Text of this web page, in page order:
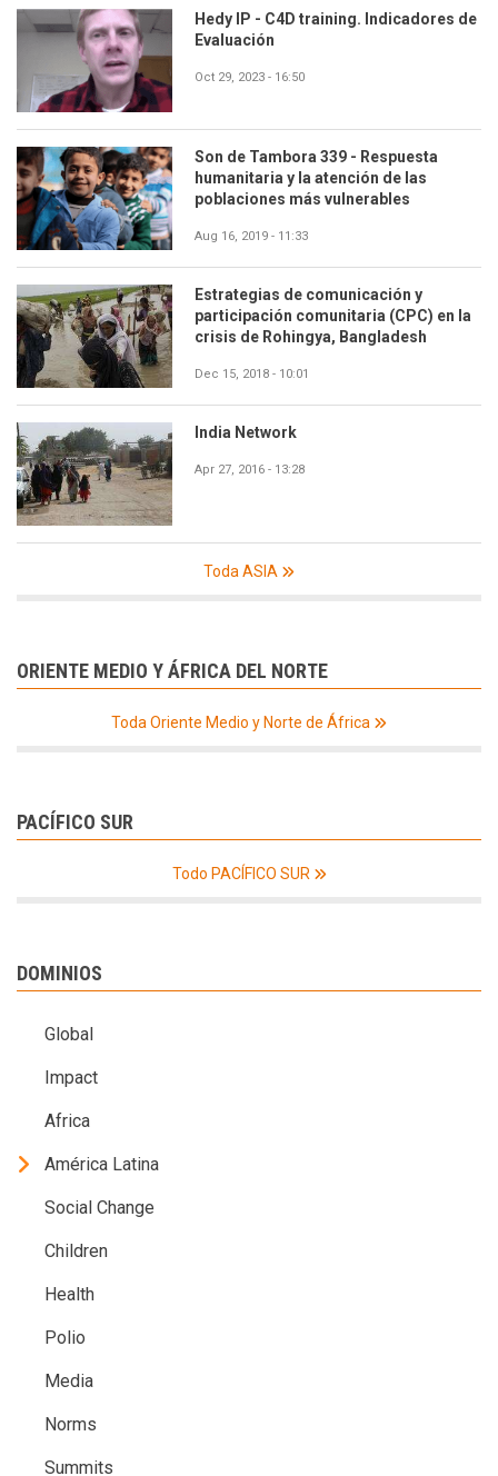
Hedy IP - C4D training. Indicadores de
Evaluación
Oct 29, 2023 - 16:50
Son de Tambora 339 - Respuesta
humanitaria y la atención de las
poblaciones más vulnerables
Aug 16, 2019 - 11:33
Estrategias de comunicación y
participación comunitaria (CPC) en la
crisis de Rohingya, Bangladesh
Dec 15, 2018 - 10:01
India Network
Apr 27, 2016 - 13:28
Toda ASIA
ORIENTE MEDIO Y ÁFRICA DEL NORTE
Toda Oriente Medio y Norte de África
PACÍFICO SUR
Todo PACÍFICO SUR
DOMINIOS
Global
Impact
Africa
América Latina
Social Change
Children
Health
Polio
Media
Norms
Summits